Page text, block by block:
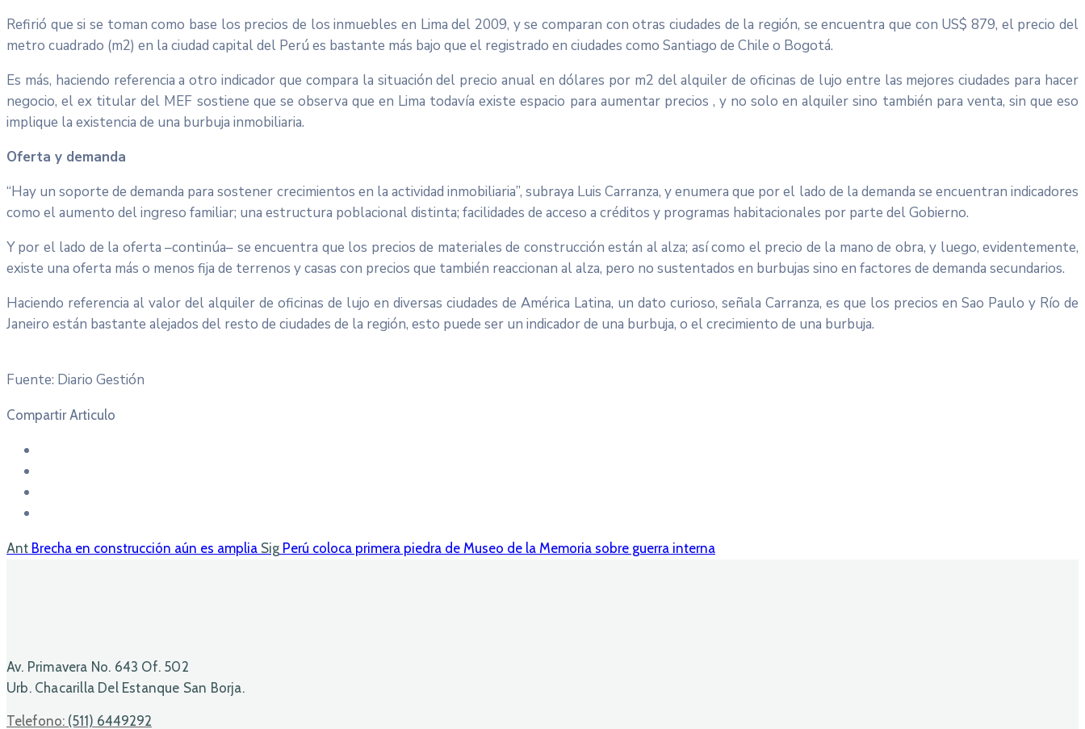
Refirió que si se toman como base los precios de los inmuebles en Lima del 2009, y se comparan con otras ciudades de la región, se encuentra que con US$ 879, el precio del
metro cuadrado (m2) en la ciudad capital del Perú es bastante más bajo que el registrado en ciudades como Santiago de Chile o Bogotá.
Es más, haciendo referencia a otro indicador que compara la situación del precio anual en dólares por m2 del alquiler de oficinas de lujo entre las mejores ciudades para hacer
negocio, el ex titular del MEF sostiene que se observa que en Lima todavía existe espacio para aumentar precios , y no solo en alquiler sino también para venta, sin que eso
implique la existencia de una burbuja inmobiliaria.
Oferta y demanda
“Hay un soporte de demanda para sostener crecimientos en la actividad inmobiliaria”, subraya Luis Carranza, y enumera que por el lado de la demanda se encuentran indicadores
como el aumento del ingreso familiar; una estructura poblacional distinta; facilidades de acceso a créditos y programas habitacionales por parte del Gobierno.
Y por el lado de la oferta –continúa– se encuentra que los precios de materiales de construcción están al alza; así como el precio de la mano de obra, y luego, evidentemente,
existe una oferta más o menos fija de terrenos y casas con precios que también reaccionan al alza, pero no sustentados en burbujas sino en factores de demanda secundarios.
Haciendo referencia al valor del alquiler de oficinas de lujo en diversas ciudades de América Latina, un dato curioso, señala Carranza, es que los precios en Sao Paulo y Río de
Janeiro están bastante alejados del resto de ciudades de la región, esto puede ser un indicador de una burbuja, o el crecimiento de una burbuja.
Fuente: Diario Gestión
Compartir Articulo
Ant Brecha en construcción aún es amplia Sig Perú coloca primera piedra de Museo de la Memoria sobre guerra interna
Av. Primavera No. 643 Of. 502
Urb. Chacarilla Del Estanque San Borja.
Telefono: (511) 6449292